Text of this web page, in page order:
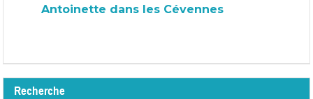
Antoinette dans les Cévennes
Recherche